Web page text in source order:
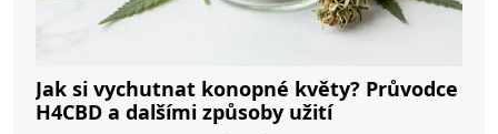
Jak si vychutnat konopné květy? Průvodce
H4CBD a dalšími způsoby užití